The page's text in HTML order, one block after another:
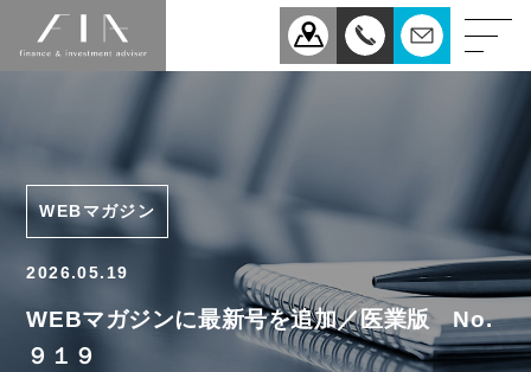
事業承継
税理士法人FIAについて
スタッフ紹介
WEBマガジン
2026.05.19
WEBマガジンに最新号を追加／医業版 No.
９１９